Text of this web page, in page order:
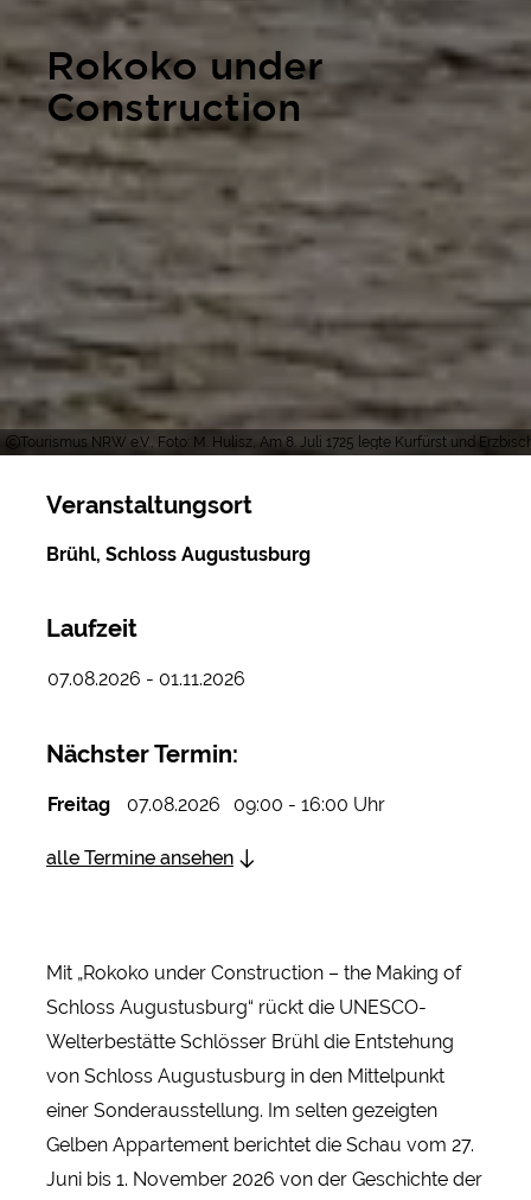
Tourismus NRW e.V., Foto: M. Hulisz, Am 8. Juli 1725 legte Kurfürst und
Rokoko under
Construction
Veranstaltungsort
Brühl, Schloss Augustusburg
Laufzeit
07.08.2026 - 01.11.2026
Nächster Termin:
Freitag 07.08.2026 09:00 - 16:00 Uhr
alle Termine ansehen
Mit „Rokoko under Construction – the Making of
Schloss Augustusburg“ rückt die UNESCO-
Welterbestätte Schlösser Brühl die Entstehung
von Schloss Augustusburg in den Mittelpunkt
einer Sonderausstellung. Im selten gezeigten
Gelben Appartement berichtet die Schau vom 27.
Juni bis 1. November 2026 von der Geschichte der